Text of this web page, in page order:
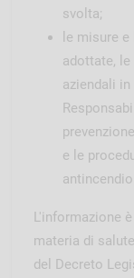
svolta;
le misure
adottate,
aziendali
e le
L'informazione
materia di
del Decreto